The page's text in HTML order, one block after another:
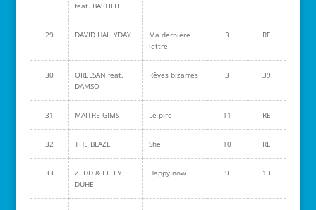
feat. BASTILLE
29 DAVID HALLYDAY
Ma dernière
lettre
3 RE
30
ORELSAN feat.
DAMSO
Rêves bizarres 3 39
31 MAITRE GIMS Le pire 11 RE
32 THE BLAZE She 10 RE
33
ZEDD & ELLEY
DUHE
Happy now 9 13